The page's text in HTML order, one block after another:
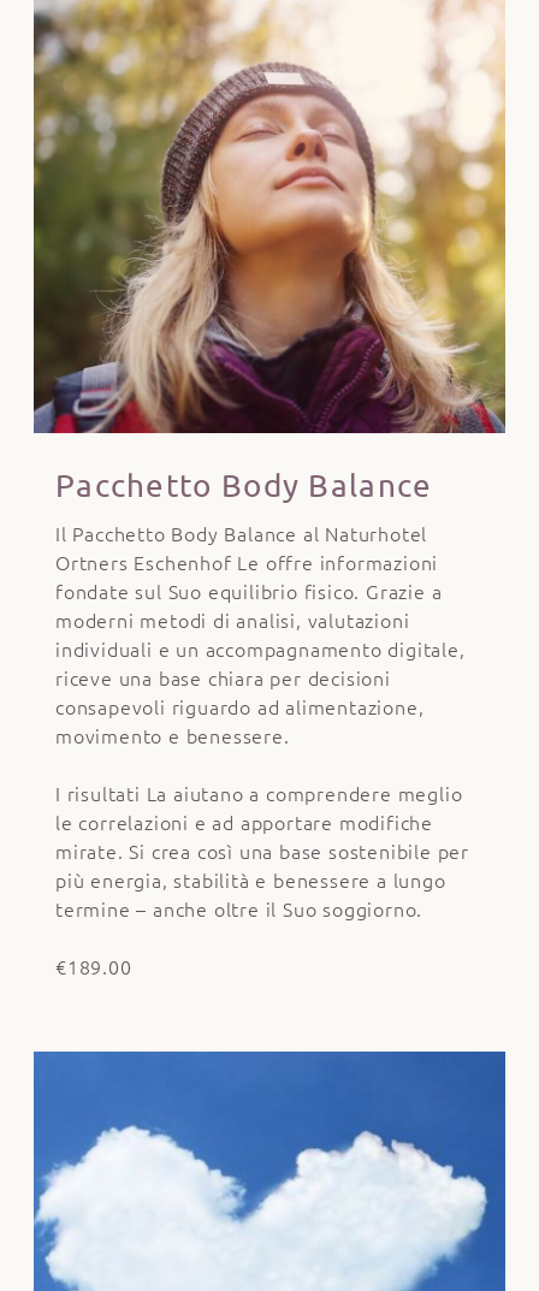
Pacchetto Body Balance
Il Pacchetto Body Balance al Naturhotel
Ortners Eschenhof Le offre informazioni
fondate sul Suo equilibrio fisico. Grazie a
moderni metodi di analisi, valutazioni
individuali e un accompagnamento digitale,
riceve una base chiara per decisioni
consapevoli riguardo ad alimentazione,
movimento e benessere.
I risultati La aiutano a comprendere meglio
le correlazioni e ad apportare modifiche
mirate. Si crea così una base sostenibile per
più energia, stabilità e benessere a lungo
termine – anche oltre il Suo soggiorno.
€189.00